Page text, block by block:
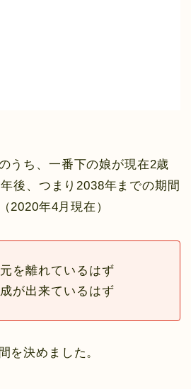
うち、一番下の娘が現在2歳
後、つまり2038年までの期間
2020年4月現在）
を離れているはず
が出来ているはず
を決めました。